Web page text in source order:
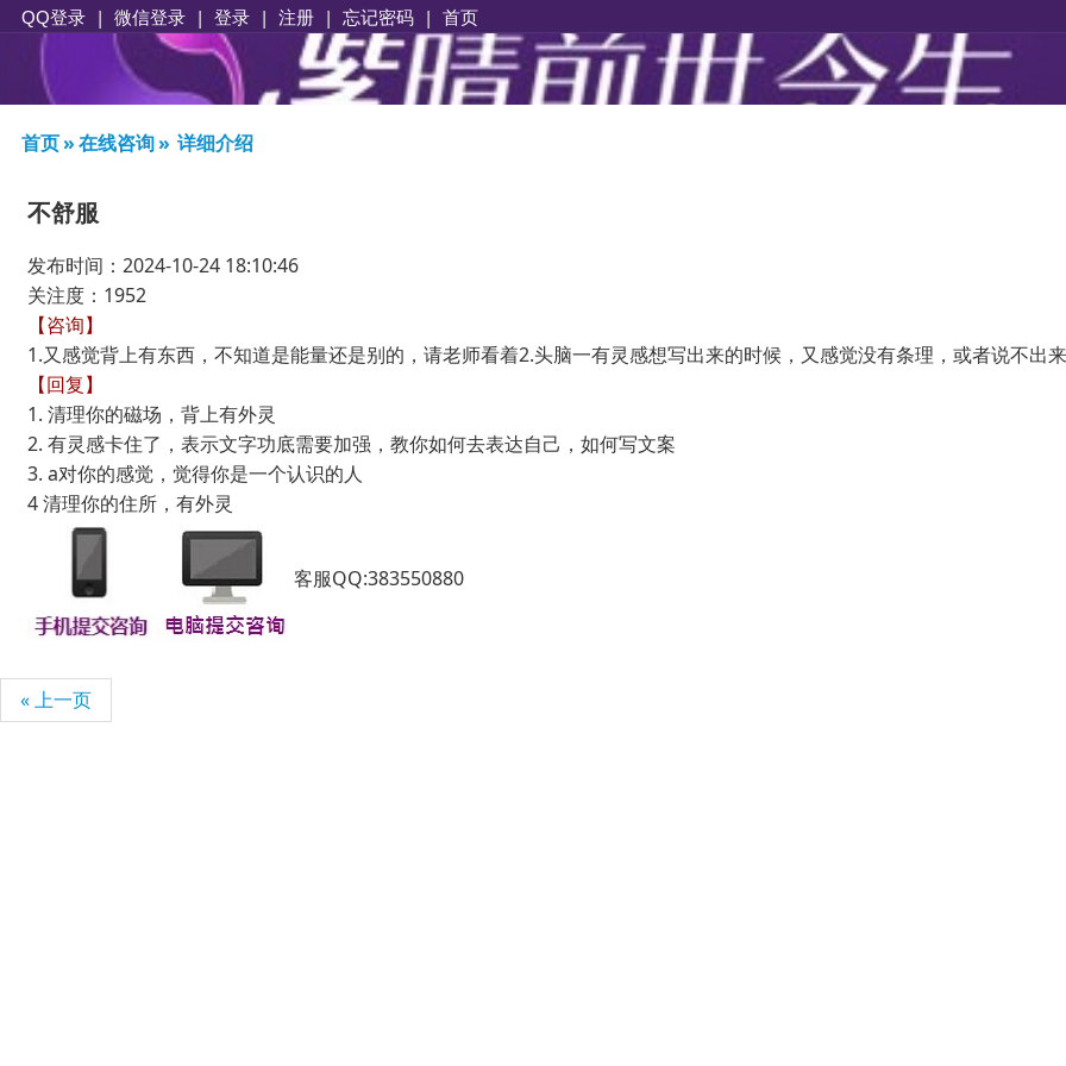
QQ登录 | 微信登录 | 登录 | 注册 | 忘记密码 | 首页
首页»在线咨询» 详细介绍
不舒服
发布时间：2024-10-24 18:10:46
关注度：1952
【咨询】
1.又感觉背上有东西，不知道是能量还是别的，请老师看着2.头脑一有灵感想写出来的时候，又感觉没有条理，或者说不出
【回复】
1. 清理你的磁场，背上有外灵
2. 有灵感卡住了，表示文字功底需要加强，教你如何去表达自己，如何写文案
3. a对你的感觉，觉得你是一个认识的人
4 清理你的住所，有外灵
客服QQ:383550880
« 上一页